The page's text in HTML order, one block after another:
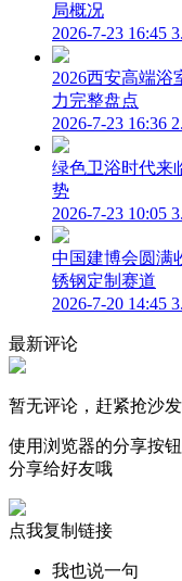
局概况
2026-7-23 16:45
2026西安高端
力完整盘点
2026-7-23 16:36
绿色卫浴时代来
势
2026-7-23 10:05
中国建博会圆满
锈钢定制赛道
2026-7-20 14:45
最新评论
暂无评论，赶紧抢沙
使用浏览器的分享按钮
分享给好友哦
点我复制链接
我也说一句